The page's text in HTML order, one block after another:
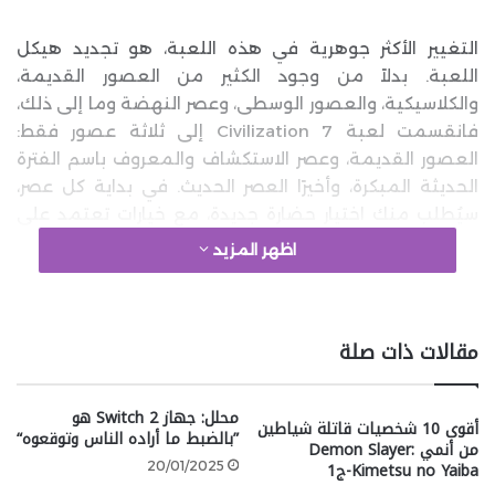
التغيير الأكثر جوهرية في هذه اللعبة، هو تجديد هيكل
اللعبة. بدلاً من وجود الكثير من العصور القديمة،
والكلاسيكية، والعصور الوسطى، وعصر النهضة وما إلى ذلك،
فانقسمت لعبة Civilization 7 إلى ثلاثة عصور فقط:
العصور القديمة، وعصر الاستكشاف والمعروف باسم الفترة
الحديثة المبكرة، وأخيرًا العصر الحديث. في بداية كل عصر،
حضارتك الحالية والاختيارات وأفعالك خلال العصر السابق
الذي قمت به حتى الآن. وهذا يعني أيضًا أن كل عصر له
أسلوب لعب مثير وممتع
اظهر المزيد
مقالات ذات صلة
أقوى 10 شخصيات قاتلة شياطين
من أنمي Demon Slayer:
Kimetsu no Yaiba-ج1
محلل: جهاز Switch 2 هو
”بالضبط ما أراده الناس وتوقعوه“
20/01/2025